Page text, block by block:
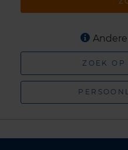
ZOEK OP